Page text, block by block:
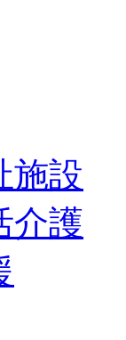
施設
介護